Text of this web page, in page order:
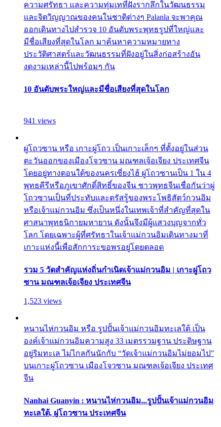
ความศรัทธา และความทุ่มเทที่ฝังรากลึกในวัฒนธรรม
และจิตวิญญาณของคนในชาติต่างๆ Palanla จะพาคุณ
ออกเดินทางไปสำรวจ 10 อันดับพระพุทธรูปที่ใหญ่และ
มีชื่อเสียงที่สุดในโลก มาค้นหาความหมายทาง
ประวัติศาสตร์และวัฒนธรรมที่ฝังอยู่ในสิ่งก่อสร้างอัน
งดงามเหล่านี้ไปพร้อมๆ กัน
10 อันดับพระใหญ่และมีชื่อเสียงที่สุดในโลก
941 views
ผู่โถวซาน หรือ เกาะผู่โถว เป็นเกาะเล็กๆ ที่ตั้งอยู่ในส่วน
ตะวันออกของเมืองโจวซาน มณฑลเจ้อเจียง ประเทศจีน
โดยอยู่ทางตอนใต้ของนครเซี่ยงไฮ้ ผู่โถวซานเป็น 1 ใน 4
พุทธคีรีหรือภูเขาศักดิ์สิทธิ์ของจีน ชาวพุทธจีนเชื่อกันว่าผู่
โถวซานเป็นที่ประทับและตรัสรู้ของพระโพธิสัตว์กวนอิม
หรือเจ้าแม่กวนอิม ซึ่งเป็นหนึ่งในเทพเจ้าที่สำคัญที่สุดใน
ศาสนาพุทธนิกายมหายาน ดังนั้นจึงมีผู้แสวงบุญจากทั่ว
โลก โดยเฉพาะผู้ที่ศรัทธาในเจ้าแม่กวนอิมเดินทางมาที่
เกาะแห่งนี้เพื่อสักการะขอพรอยู่โดยตลอด
รวม 5 วัดสำคัญแห่งถิ่นกำเนิดเจ้าแม่กวนอิม | เกาะผู่โถว
ซาน มณฑลเจ้อเจียง ประเทศจีน
1,523 views
หนานไห่กวนอิม หรือ รูปปั้นเจ้าแม่กวนอิมทะเลใต้ เป็น
องค์เจ้าแม่กวนอิมความสูง 33 เมตรรวมฐาน ประดิษฐาน
อยู่ริมทะเล ไม่ไกลกันนักกับ “วัดเจ้าแม่กวนอิมไม่ยอมไป”
บนเกาะผู่โถวซาน เมืองโจวซาน มณฑลเจ้อเจียง ประเทศ
จีน
Nanhai Guanyin : หนานไห่กวนอิม...รูปปั้นเจ้าแม่กวนอิม
ทะเลใต้, ผู่โถวซาน ประเทศจีน